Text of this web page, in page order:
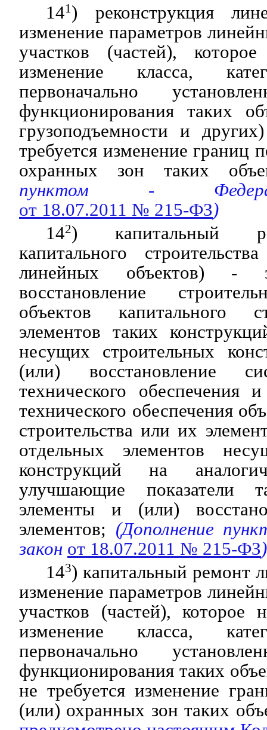
141 ) реконструкция
изменение параметров
участков (частей),
изменение класса,
первоначально
функционирования таких
грузоподъемности и
требуется изменение границ
охранных зон таких
пунктом -
от 18.07.2011 № 215-ФЗ)
142) капитальный
капитального
линейных объектов) -
восстановление
объектов капитального
элементов таких
несущих строительных
(или) восстановление
технического обеспечения
технического обеспечения
строительства или их
отдельных элементов
конструкций на
улучшающие показатели
элементы и (или)
элементов; (Дополнение
закон от 18.07.2011 № 215-ФЗ)
143) капитальный ремонт
изменение параметров
участков (частей), которое
изменение класса,
первоначально
функционирования таких
не требуется изменение
(или) охранных зон таких